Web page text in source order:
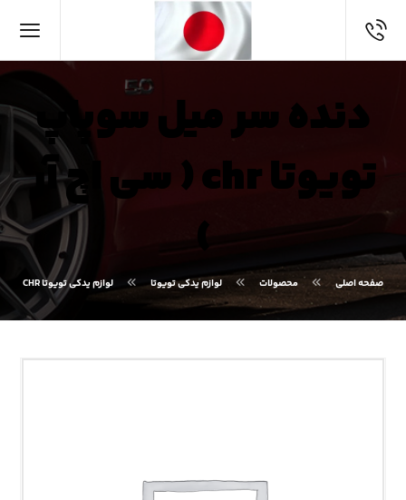
دنده سر میل سوپاپ
تویوتا chr ( سی اچ آر
)
صفحه اصلی محصولات لوازم یدکی تویوتا لوازم یدکی تویوتا CHR